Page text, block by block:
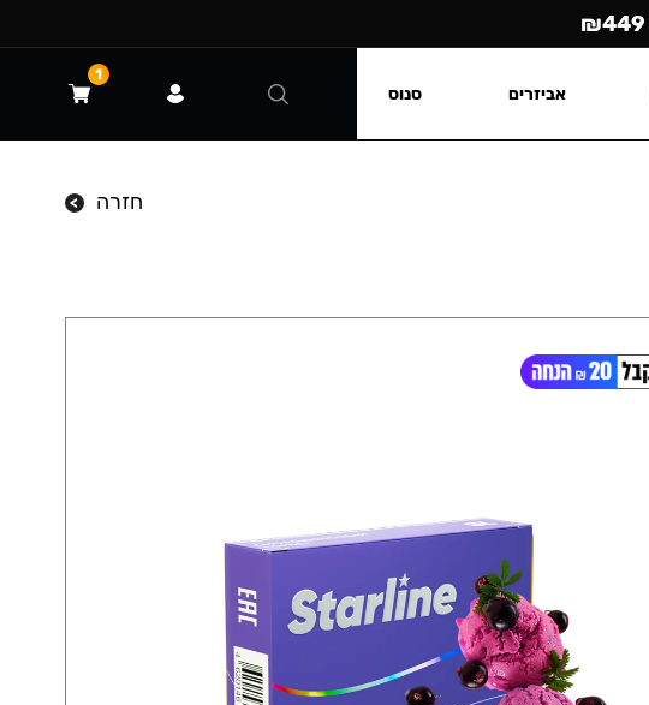
חזרה
אביזרים סנוס
1